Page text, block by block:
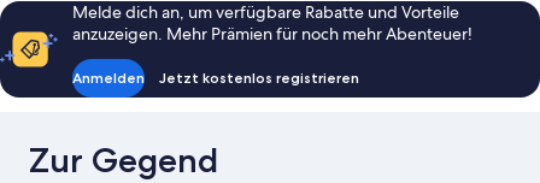
Melde dich an, um verfügbare Rabatte und Vorteile
anzuzeigen. Mehr Prämien für noch mehr Abenteuer!
Anmelden Jetzt kostenlos registrieren
Zur Gegend